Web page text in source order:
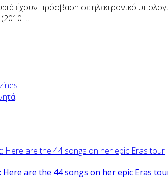
έχουν πρόσβαση σε ηλεκτρονικό
...
are the 44 songs on her epic Eras